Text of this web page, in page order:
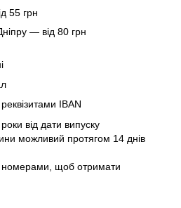
55 грн
— від 80 грн
IBAN
від дати випуску
можливий протягом 14 днів
номерами, щоб отримати